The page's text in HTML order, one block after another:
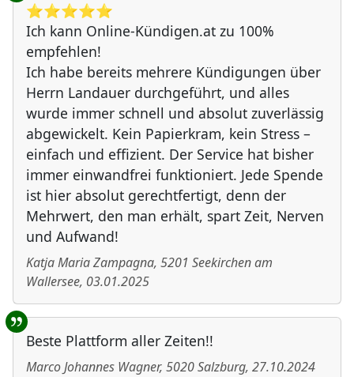
⭐️⭐️⭐️⭐️⭐️
Ich kann Online-Kündigen.at zu 100%
empfehlen!
Ich habe bereits mehrere Kündigungen über
Herrn Landauer durchgeführt, und alles
wurde immer schnell und absolut zuverlässig
abgewickelt. Kein Papierkram, kein Stress –
einfach und effizient. Der Service hat bisher
immer einwandfrei funktioniert. Jede Spende
ist hier absolut gerechtfertigt, denn der
Mehrwert, den man erhält, spart Zeit, Nerven
und Aufwand!
Katja Maria Zampagna, 5201 Seekirchen am
Wallersee, 03.01.2025
Beste Plattform aller Zeiten!!
Marco Johannes Wagner, 5020Salzburg, 27.10.2024